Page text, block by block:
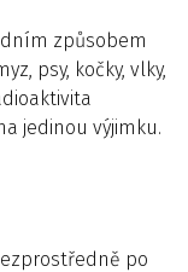
způsobem
psy, kočky, vlky,
jedinou výjimku.
po